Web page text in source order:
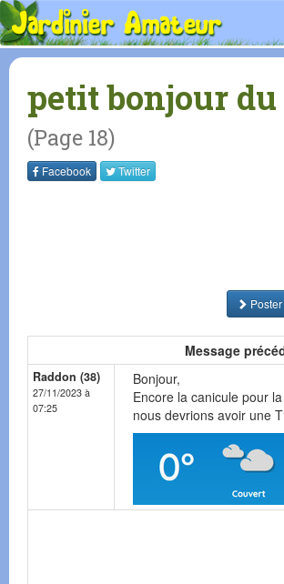
petit bonjour
(Page 18)
Facebook Twitter
Message
Raddon (38)
27/11/2023 à
07:25
Bonjour,
Encore la canicule pour
nous devrions avoir une